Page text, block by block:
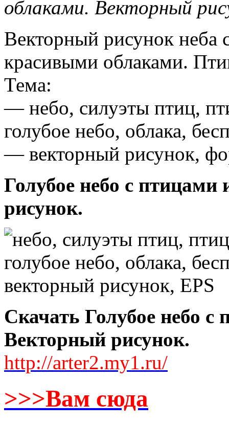
облаками. Векторный
Векторный рисунок неба
красивыми облаками.
Тема:
— небо, силуэты птиц,
голубое небо, облака,
— векторный рисунок,
Голубое небо с
рисунок.
Скачать Голубое небо
Векторный рисунок.
http://arter2.my1.ru/
>>>Вам сюда